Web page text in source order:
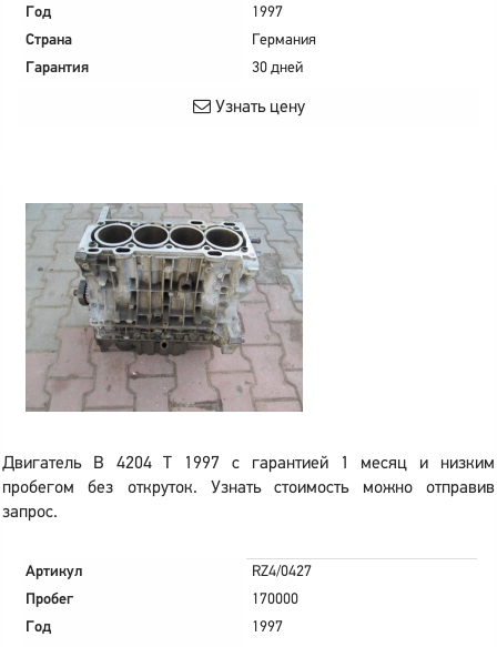
Год
1997
Страна
Германия
Гарантия
30 дней
Узнать цену
Двигатель B 4204 T 1997 с гарантией 1 месяц и низким
пробегом без откруток. Узнать стоимость можно отправив
запрос.
Артикул
RZ4/0427
Пробег
170000
Год
1997